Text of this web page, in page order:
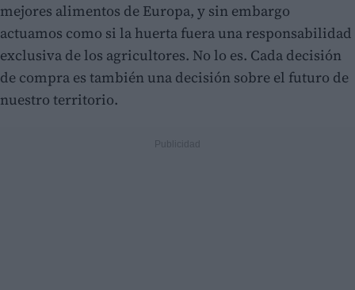
mejores alimentos de Europa, y sin embargo
actuamos como si la huerta fuera una responsabilidad
exclusiva de los agricultores. No lo es. Cada decisión
de compra es también una decisión sobre el futuro de
nuestro territorio.